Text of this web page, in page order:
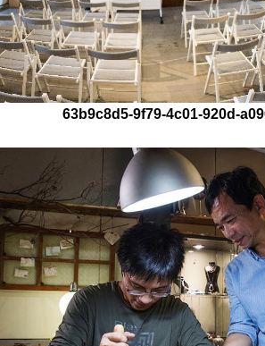
63b9c8d5-9f79-4c01-920d-